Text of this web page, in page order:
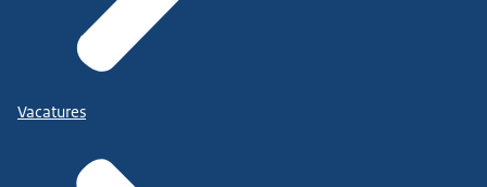
Vacatures